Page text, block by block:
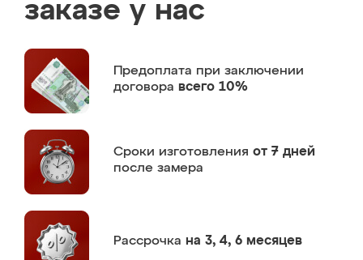
заказе у нас
Предоплата при заключении
договора всего 10%
Сроки изготовления от 7 дней
после замера
Рассрочка на 3, 4, 6 месяцев